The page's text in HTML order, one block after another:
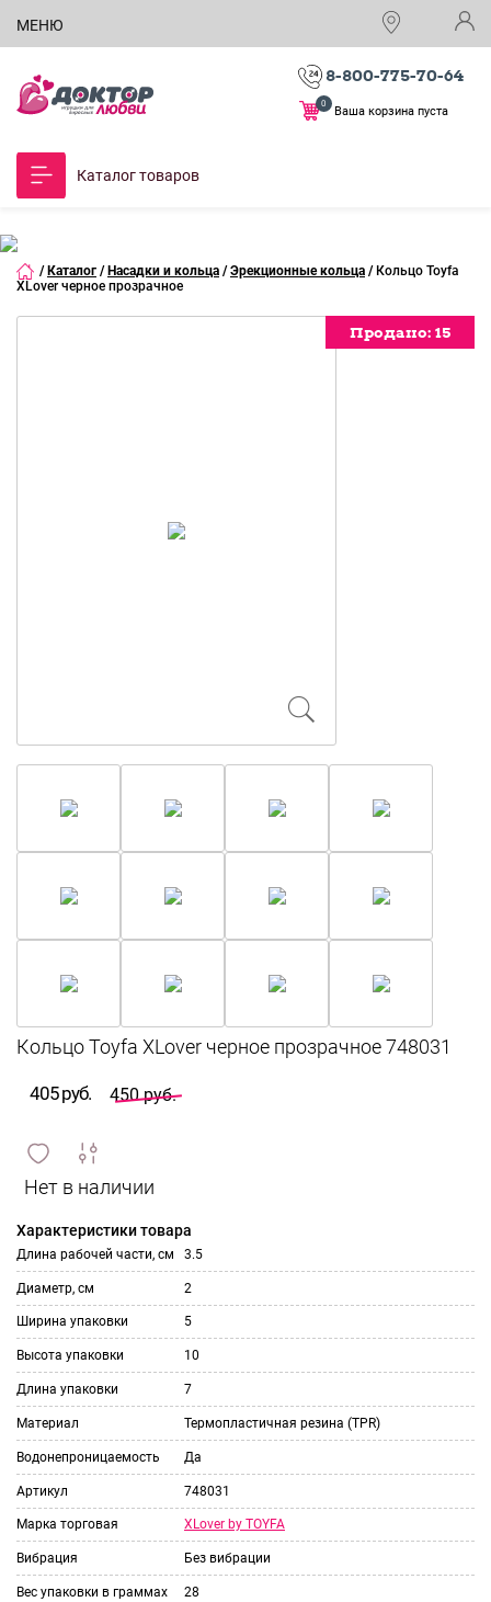
МЕНЮ
8-800-775-70-64
Ваша корзина пуста
0
Каталог товаров
/ Каталог / Насадки и кольца / Эрекционные кольца / Кольцо Toyfa
XLover черное прозрачное
Продано: 15
Продано: 15
Продано: 15
Продано: 15
Продано: 15
Продано: 15
Продано: 15
Продано: 15
Продано: 15
Продано: 15
Продано: 15
Продано: 15
405 руб. 450 руб.
и
сравнить
ИЗБРАННОЕ
Характеристики товара
Длина рабочей части, см 3.5
Диаметр, см 2
Ширина упаковки 5
Высота упаковки 10
Длина упаковки 7
Материал Термопластичная резина (TPR)
Водонепроницаемость Да
Артикул 748031
Марка торговая XLover by TOYFA
Вибрация Без вибрации
Вес упаковки в граммах 28